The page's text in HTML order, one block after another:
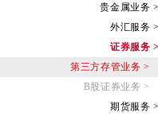
贵金属业务 >
外汇服务 >
证券服务 >
第三方存管业务 >
B股证券业务 >
期货服务 >